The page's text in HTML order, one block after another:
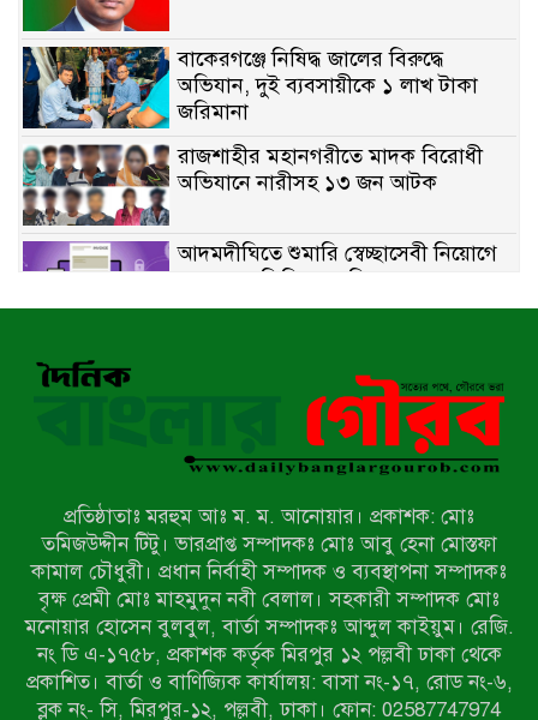
বাকেরগঞ্জে নিষিদ্ধ জালের বিরুদ্ধে
অভিযান, দুই ব্যবসায়ীকে ১ লাখ টাকা
জরিমানা
রাজশাহীর মহানগরীতে মাদক বিরোধী
অভিযানে নারীসহ ১৩ জন আটক
আদমদীঘিতে শুমারি স্বেচ্ছাসেবী নিয়োগে
যোগ্যতার ভিত্তিতে তালিকা প্রকাশ;
নির্বাচিতদের আ.লীগ ট্যাগে প্রচারণা
নেওয়ার হুমকি দিলেন দোড়া মাদরাসার
পরিচয় দেওয়া সভাপতি
উখিয়ায় বিজিবির অভিযানে ৪০ হাজার
ইয়াবাসহ যুবক আটক
পোরশায় ৭ মাসে ১৯ জনের অপমৃত্যু,
শীর্ষে আত্মহত্যা
হিন্দু বৌদ্ধ খ্রিস্টান কল্যাণ ফ্রন্টের
নীলফামারী কমিটি নিয়ে প্রশ্ন, প্রতিবাদে
সদস্য সচিব
প্রতিষ্ঠাতাঃ মরহুম আঃ ম. ম. আনোয়ার। প্রকাশক: মোঃ
তমিজউদ্দীন টিটু। ভারপ্রাপ্ত সম্পাদকঃ মোঃ আবু হেনা মোস্তফা
কামাল চৌধুরী। প্রধান নির্বাহী সম্পাদক ও ব্যবস্থাপনা সম্পাদকঃ
বৃক্ষ প্রেমী মোঃ মাহমুদুন নবী বেলাল। সহকারী সম্পাদক মোঃ
মনোয়ার হোসেন বুলবুল, বার্তা সম্পাদকঃ আব্দুল কাইয়ুম। রেজি.
নং ডি এ-১৭৫৮, প্রকাশক কর্তৃক মিরপুর ১২ পল্লবী ঢাকা থেকে
প্রকাশিত। বার্তা ও বাণিজ্যিক কার্যালয়: বাসা নং-১৭, রোড নং-৬,
ব্লক নং- সি, মিরপুর-১২, পল্লবী, ঢাকা। ফোন: 02587747974